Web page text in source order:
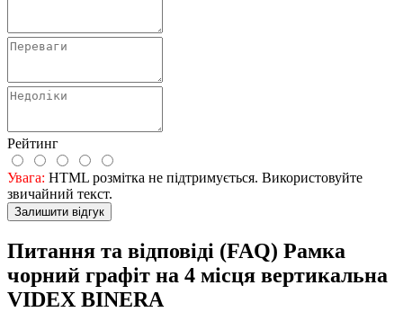
Рейтинг
Увага: HTML розмітка не підтримується. Використовуйте
звичайний текст.
Залишити відгук
Питання та відповіді (FAQ) Рамка
чорний графіт на 4 місця вертикальна
VIDEX BINERA